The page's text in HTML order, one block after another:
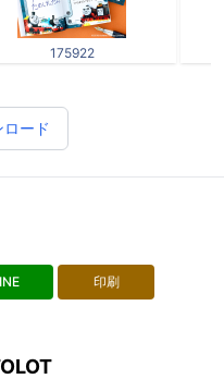
175922
ード
印刷